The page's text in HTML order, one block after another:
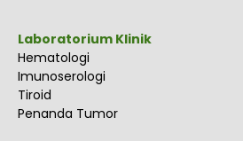
Laboratorium Klinik
Hematologi
Imunoserologi
Tiroid
Penanda Tumor